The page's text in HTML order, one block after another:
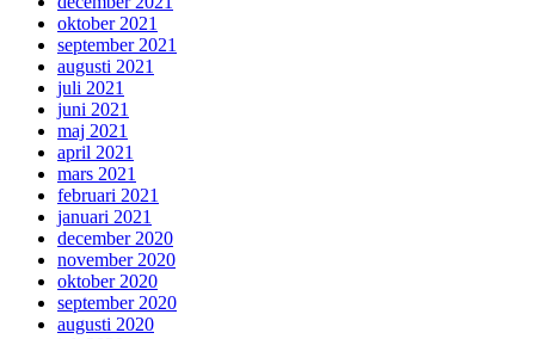
oktober 2021
september 2021
augusti 2021
juli 2021
juni 2021
maj 2021
april 2021
mars 2021
februari 2021
januari 2021
december 2020
november 2020
oktober 2020
september 2020
augusti 2020